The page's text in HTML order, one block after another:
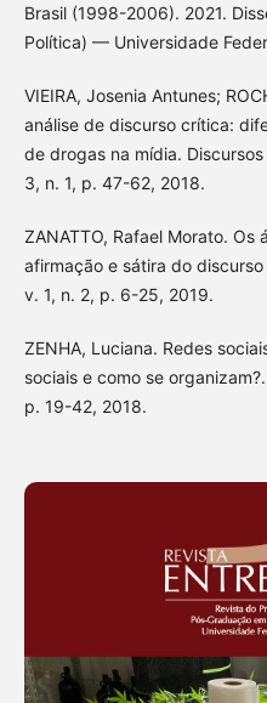
Brasil (1998-2006). 2021.
Política) — Universidade
VIEIRA, Josenia Antunes;
análise de discurso crítica:
de drogas na mídia.
3, n. 1, p. 47-62, 2018.
ZANATTO, Rafael Morato.
afirmação e sátira do
v. 1, n. 2, p. 6-25, 2019.
ZENHA, Luciana. Redes
sociais e como se
p. 19-42, 2018.